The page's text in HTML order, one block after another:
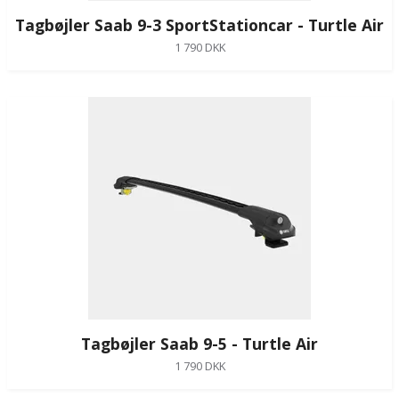
Tagbøjler Saab 9-3 SportStationcar - Turtle Air
1 790 DKK
Tagbøjler Saab 9-5 - Turtle Air
1 790 DKK